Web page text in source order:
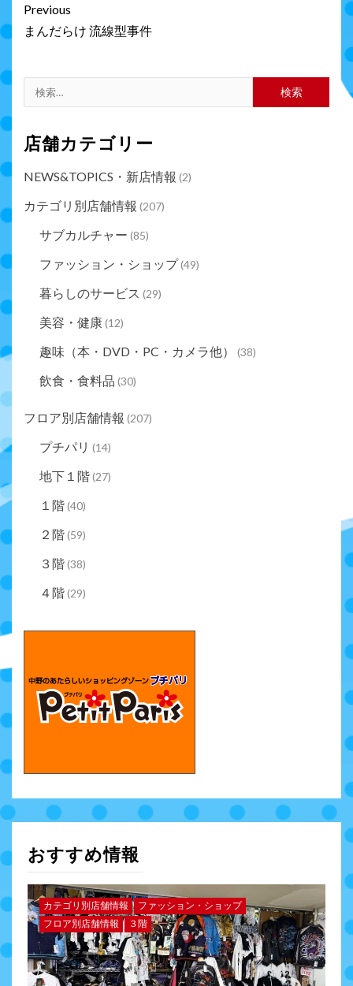
Continue
Reading
Previous
まんだらけ 流線型事件
索:
店舗カテゴリー
NEWS&TOPICS・新店情報 (2)
カテゴリ別店舗情報 (207)
サブカルチャー (85)
ファッション・ショップ(49)
暮らしのサービス (29)
美容・健康(12)
趣味（本・DVD・PC・カメラ他） (38)
飲食・食料品 (30)
フロア別店舗情報 (207)
プチパリ (14)
地下１階(27)
１階(40)
２階(59)
３階(38)
４階(29)
おすすめ情報
カテゴリ別店舗情報
ファッション・ショップ
フロア別店舗情報
３階